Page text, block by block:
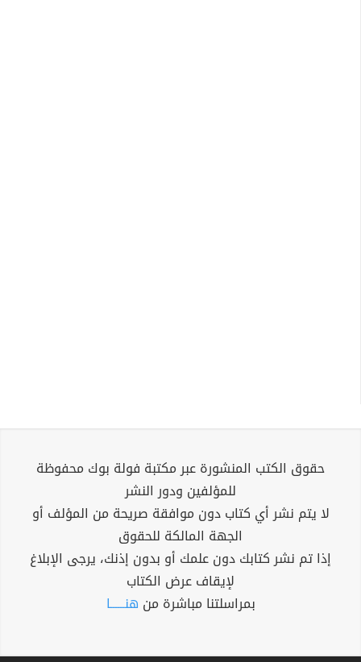
حقوق الكتب المنشورة عبر مكتبة فولة بوك محفوظة
للمؤلفين ودور النشر
لا يتم نشر أي كتاب دون موافقة صريحة من المؤلف أو
الجهة المالكة للحقوق
إذا تم نشر كتابك دون علمك أو بدون إذنك، يرجى الإبلاغ
لإيقاف عرض الكتاب
بمراسلتنا مباشرة من هنــــــا